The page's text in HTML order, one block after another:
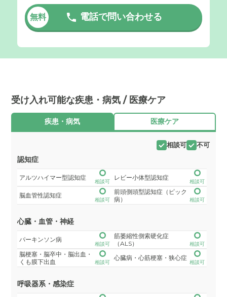
無料 電話で問い合わせる
受け入れ可能な疾患・病気 / 医療ケア
疾患・病気 医療ケア
相談可 不可
認知症
アルツハイマー型認知症
相談可
レビー小体型認知症
相談可
脳血管性認知症
相談可
前頭側頭型認知症（ピック
病）
相談可
心臓・血管・神経
パーキンソン病
相談可
筋萎縮性側索硬化症
（ALS）
相談可
脳梗塞・脳卒中・脳出血・
くも膜下出血
相談可
心臓病・心筋梗塞・狭心症
相談可
呼吸器系・感染症